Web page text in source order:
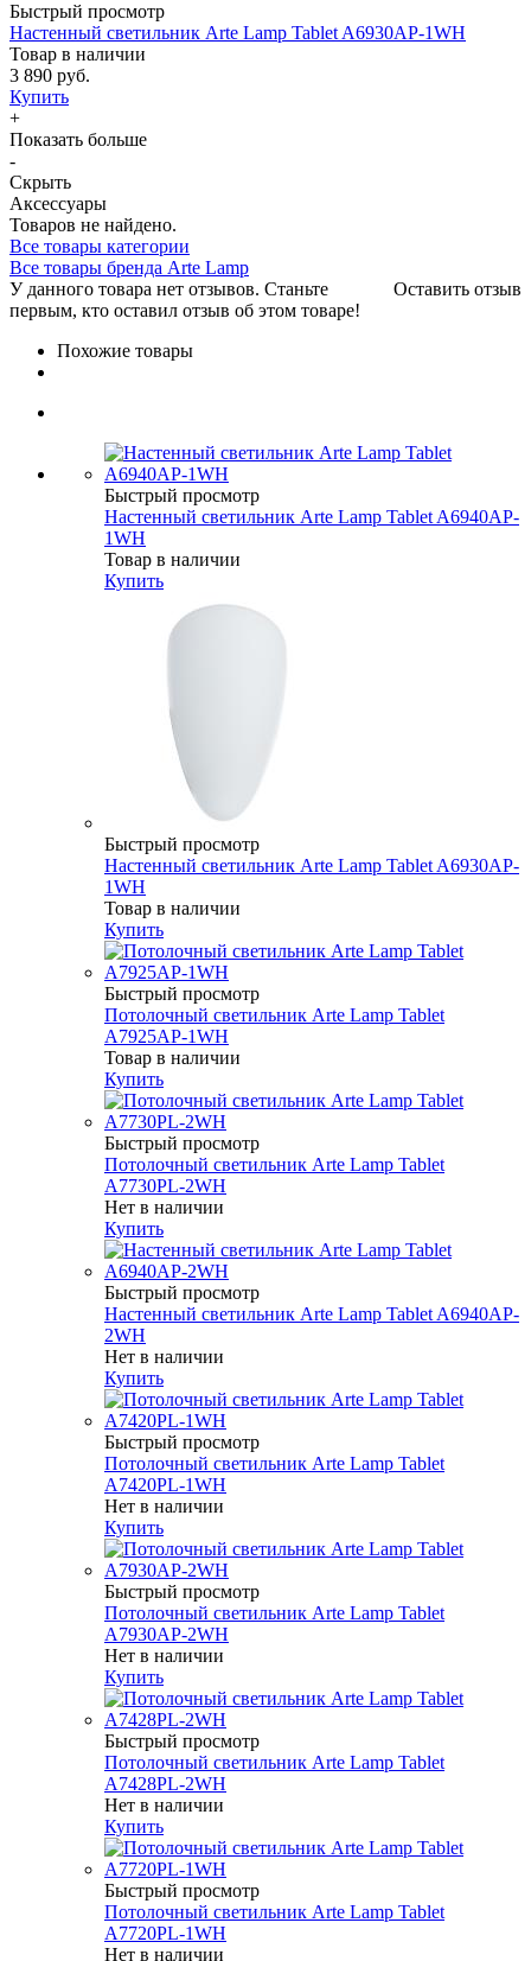
Быстрый просмотр
Настенный светильник Arte Lamp Tablet A6930AP-1WH
Товар в наличии
3 890 руб.
Купить
+
Показать больше
-
Скрыть
Аксессуары
Товаров не найдено.
Все товары категории
Все товары бренда Arte Lamp
Оставить отзыв
У данного товара нет отзывов. Станьте
первым, кто оставил отзыв об этом товаре!
Похожие товары
Быстрый просмотр
Настенный светильник Arte Lamp Tablet A6940AP-
1WH
Товар в наличии
Купить
Быстрый просмотр
Настенный светильник Arte Lamp Tablet A6930AP-
1WH
Товар в наличии
Купить
Быстрый просмотр
Потолочный светильник Arte Lamp Tablet
A7925AP-1WH
Товар в наличии
Купить
Быстрый просмотр
Потолочный светильник Arte Lamp Tablet
A7730PL-2WH
Нет в наличии
Купить
Быстрый просмотр
Настенный светильник Arte Lamp Tablet A6940AP-
2WH
Нет в наличии
Купить
Быстрый просмотр
Потолочный светильник Arte Lamp Tablet
A7420PL-1WH
Нет в наличии
Купить
Быстрый просмотр
Потолочный светильник Arte Lamp Tablet
A7930AP-2WH
Нет в наличии
Купить
Быстрый просмотр
Потолочный светильник Arte Lamp Tablet
A7428PL-2WH
Нет в наличии
Купить
Быстрый просмотр
Потолочный светильник Arte Lamp Tablet
A7720PL-1WH
Нет в наличии